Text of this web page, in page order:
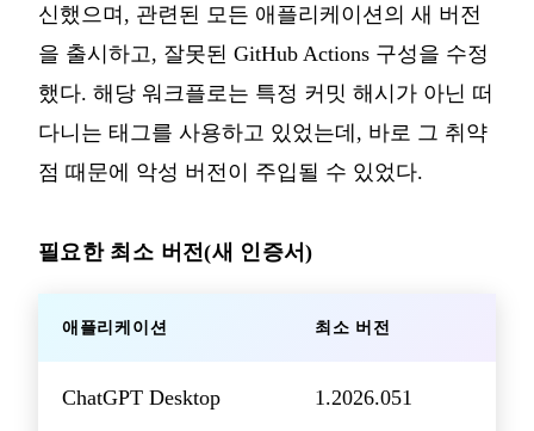
신했으며, 관련된 모든 애플리케이션의 새 버전
을 출시하고, 잘못된 GitHub Actions 구성을 수정
했다. 해당 워크플로는 특정 커밋 해시가 아닌 떠
다니는 태그를 사용하고 있었는데, 바로 그 취약
점 때문에 악성 버전이 주입될 수 있었다.
필요한 최소 버전(새 인증서)
애플리케이션 최소 버전
ChatGPT Desktop 1.2026.051